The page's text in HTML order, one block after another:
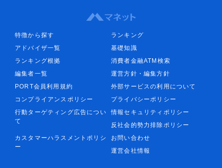
特徴から探す
ランキング
アドバイザ一覧
基礎知識
ランキング根拠
消費者金融ATM検索
編集者一覧
運営方針・編集方針
PORT会員利用規約
外部サービスの利用について
コンプライアンスポリシー
プライバシーポリシー
行動ターゲティング広告につい
て
情報セキュリティポリシー
反社会的勢力排除ポリシー
カスタマーハラスメントポリシ
ー
お問い合わせ
運営会社情報